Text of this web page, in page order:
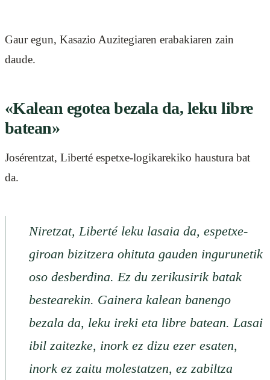
Gaur egun, Kasazio Auzitegiaren erabakiaren zain
daude.
«Kalean egotea bezala da, leku libre
batean»
Josérentzat, Liberté espetxe-logikarekiko haustura bat
da.
Niretzat, Liberté leku lasaia da, espetxe-
giroan bizitzera ohituta gauden ingurunetik
oso desberdina. Ez du zerikusirik batak
bestearekin. Gainera kalean banengo
bezala da, leku ireki eta libre batean. Lasai
ibil zaitezke, inork ez dizu ezer esaten,
inork ez zaitu molestatzen, ez zabiltza